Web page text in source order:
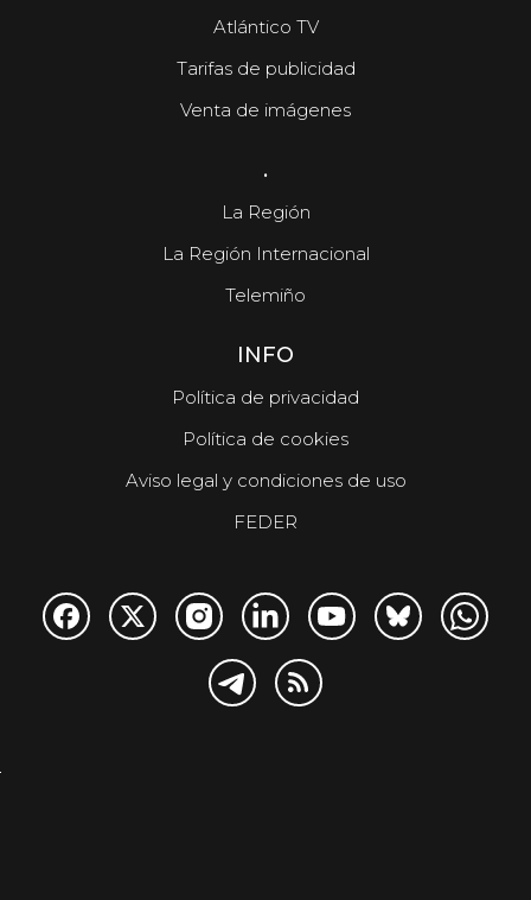
Atlántico TV
Tarifas de publicidad
Venta de imágenes
.
La Región
La Región Internacional
Telemiño
INFO
Política de privacidad
Política de cookies
Aviso legal y condiciones de uso
FEDER